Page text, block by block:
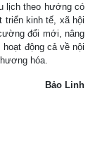
lịch theo hướng có
triển kinh tế, xã hội
đổi mới, nâng
động cả về nội
hóa.
Bảo Linh